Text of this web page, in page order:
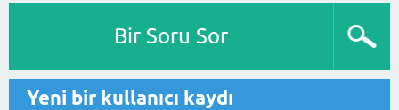
Bir Soru Sor
Yeni bir kullanıcı kaydı